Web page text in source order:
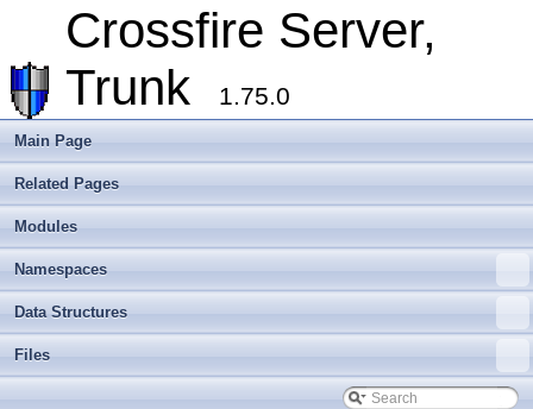
Crossfire Server,
Trunk
1.75.0
Main Page
Related Pages
Modules
Namespaces
Data Structures
Files
► MessageLoader.h
► Messages.h
► MessageWriter.h
► metaserver2.h
► modules.h
► newserver.h
► object.h
► output_file.h